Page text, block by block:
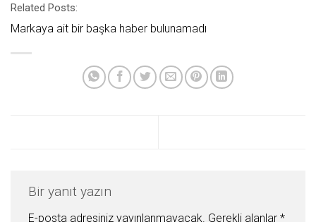
Related Posts:
Markaya ait bir başka haber bulunamadı
Bir yanıt yazın
E-posta adresiniz yayınlanmayacak. Gerekli alanlar *